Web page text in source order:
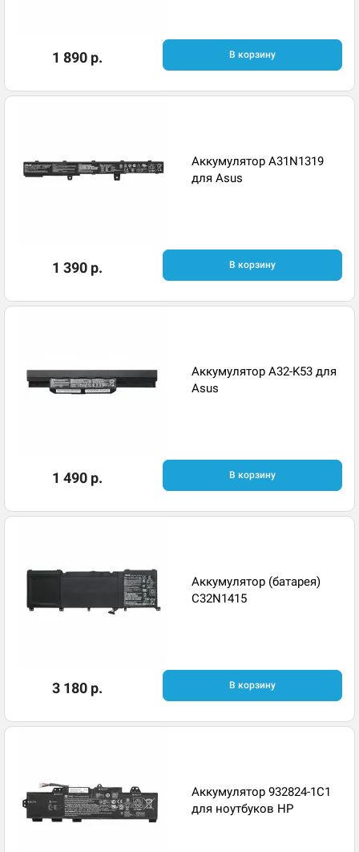
1 890 р. В корзину
Аккумулятор A31N1319
для Asus
1 390 р. В корзину
Аккумулятор A32-K53 для
Asus
1 490 р. В корзину
Аккумулятор (батарея)
C32N1415
3 180 р. В корзину
Аккумулятор 932824-1C1
для ноутбуков HP